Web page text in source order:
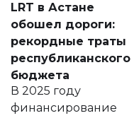
документ
появился в базе
нормативных
правовых актов и
на сайте маслихат
города.
LRT в Астане
обошел дороги:
рекордные траты
республиканского
бюджета
В 2025 году
финансирование